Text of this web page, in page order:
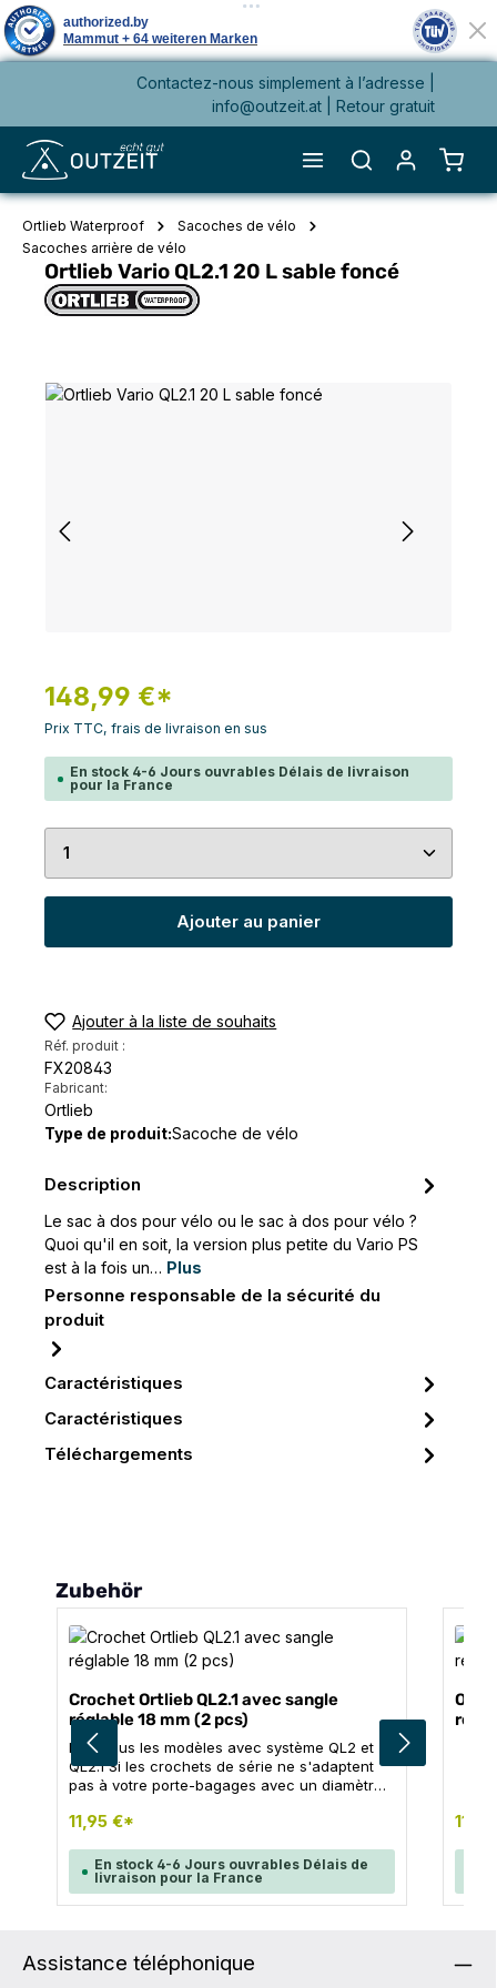
Contactez-nous simplement à l’adresse |
info@outzeit.at
| Retour gratuit
Le
Ortlieb Waterproof
Sacoches de vélo
Sacoches arrière de vélo
Ortlieb Vario QL2.1 20 L sable foncé
Ignorer la galerie d'images
148,99 €*
Prix TTC, frais de livraison en sus
En stock 4-6 Jours ouvrables Délais de livraison
pour la France
Quantité de produit : Entrez la quantité
Ajouter au panier
Ajouter à la liste de souhaits
Réf. produit :
FX20843
Fabricant:
Ortlieb
Type de produit:Sacoche de vélo
Description
Le sac à dos pour vélo ou le sac à dos pour vélo ?
Quoi qu'il en soit, la version plus petite du Vario PS
est à la fois un… Plus
Personne responsable de la sécurité du
produit
Caractéristiques
Caractéristiques
Téléchargements
Ignorer la galerie de produits
Zubehör
Crochet Ortlieb QL2.1 avec sangle
réglable 18 mm (2 pcs)
Pour tous les modèles avec système QL2 et
QL2.1 Si les crochets de série ne s'adaptent
pas à votre porte-bagages avec un diamètre
les remplacer par les crochets de 18 mm
SOMMAIRE: 2x crochets QL2.1 (18 mm) avec
poignée réglable
11,95 €*
En stock 4-6 Jours ouvrables Délais de
livraison pour la France
Assistance téléphonique